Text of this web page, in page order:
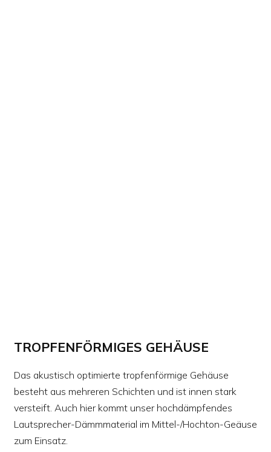
TROPFENFÖRMIGES GEHÄUSE
Das akustisch optimierte tropfenförmige Gehäuse
besteht aus mehreren Schichten und ist innen stark
versteift. Auch hier kommt unser hochdämpfendes
Lautsprecher-Dämmmaterial im Mittel-/Hochton-Geäuse
zum Einsatz.